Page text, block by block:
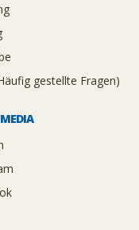
gestellte Fragen)